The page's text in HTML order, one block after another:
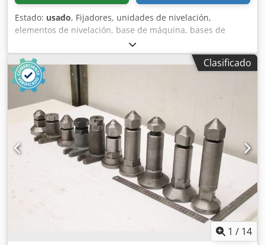
Estado: usado, Fijadores, unidades de nivelación,
elementos de nivelación, base de máquina, bases de
máquina, zapatas de nivelación, base para máquina,
zapata de nivelación, zapata en cuña, soporte para
máquina, pie de nivelación -Fijadores: para máquinas
herramienta e instalaciones -Altura mínima: 75 mm -Altura
máxima: 90 mm -Cantidad: 6 unidades Dkedefzlu Ejpfx
Adqjr -Precio: por unidad -Dimensiones: 245/110/A85 mm -
Peso: 11,1 kg/unidad
Clasificado
1 / 14